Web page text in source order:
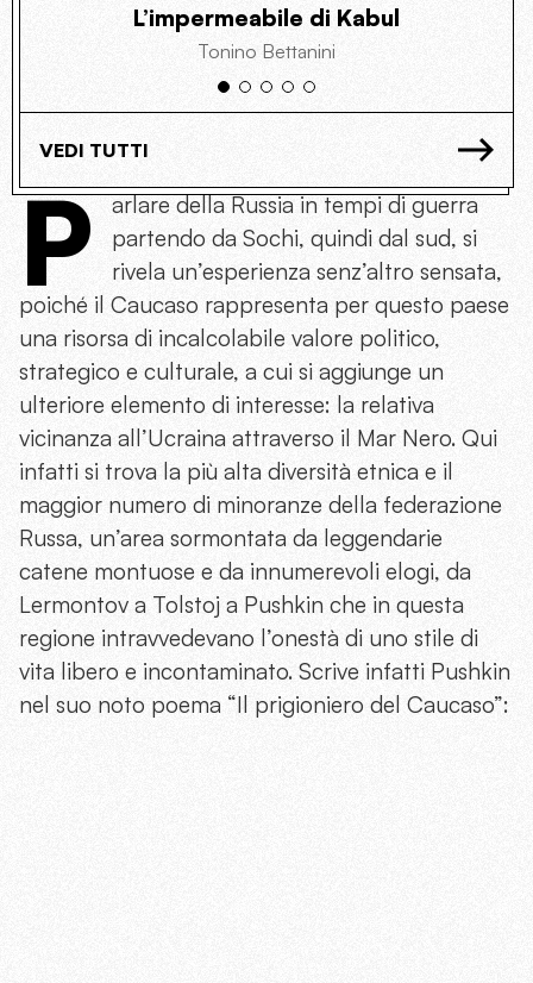
L’impermeabile di Kabul
Tonino Bettanini
VEDI TUTTI
P
arlare della Russia in tempi di guerra
partendo da Sochi, quindi dal sud, si
rivela un’esperienza senz’altro sensata,
poiché il Caucaso rappresenta per questo paese
una risorsa di incalcolabile valore politico,
strategico e culturale, a cui si aggiunge un
ulteriore elemento di interesse: la relativa
vicinanza all’Ucraina attraverso il Mar Nero. Qui
infatti si trova la più alta diversità etnica e il
maggior numero di minoranze della federazione
Russa, un’area sormontata da leggendarie
catene montuose e da innumerevoli elogi, da
Lermontov a Tolstoj a Pushkin che in questa
regione intravvedevano l’onestà di uno stile di
vita libero e incontaminato. Scrive infatti Pushkin
nel suo noto poema “Il prigioniero del Caucaso”: